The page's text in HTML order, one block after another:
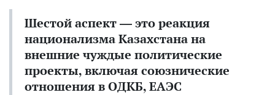
Шестой аспект — это реакция
национализма Казахстана на
внешние чуждые политические
проекты, включая союзнические
отношения в ОДКБ, ЕАЭС